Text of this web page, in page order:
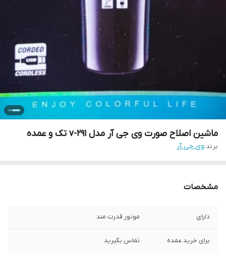
ماشین اصلاح صورت وی جی آر مدل v-291 تک و عمده
برند:وی جی آر
مشخصات
دارای موتور قدرت مند
برای خرید عمده تماس بگیرید